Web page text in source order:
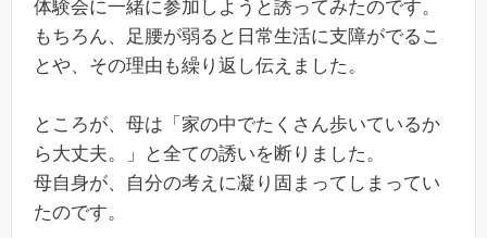
体験会に一緒に参加しようと誘ってみたのです。
もちろん、足腰が弱ると日常生活に支障がでるこ
とや、その理由も繰り返し伝えました。
ところが、母は「家の中でたくさん歩いているか
ら大丈夫。」と全ての誘いを断りました。
母自身が、自分の考えに凝り固まってしまってい
たのです。